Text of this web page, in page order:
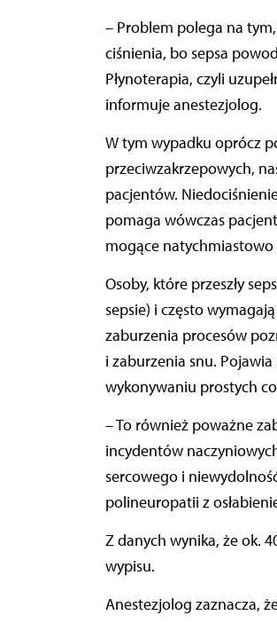
– Problem polega na
ciśnienia, bo sepsa
Płynoterapia, czyli
informuje anestezjolog.
W tym wypadku oprócz
przeciwzakrzepowych,
pacjentów.
pomaga wówczas
mogące
Osoby, które przeszły
sepsie) i często
zaburzenia procesów
i zaburzenia snu.
wykonywaniu prostych
– To również poważne
incydentów
sercowego i
polineuropatii z
Z danych wynika, że ok.
wypisu.
Anestezjolog zaznacza,